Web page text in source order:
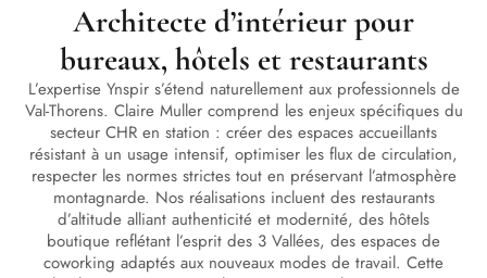
Architecte d’intérieur pour
bureaux, hôtels et restaurants
L’expertise Ynspir s’étend naturellement aux professionnels de
Val-Thorens. Claire Muller comprend les enjeux spécifiques du
secteur CHR en station : créer des espaces accueillants
résistant à un usage intensif, optimiser les flux de circulation,
respecter les normes strictes tout en préservant l’atmosphère
montagnarde. Nos réalisations incluent des restaurants
d’altitude alliant authenticité et modernité, des hôtels
boutique reflétant l’esprit des 3 Vallées, des espaces de
coworking adaptés aux nouveaux modes de travail. Cette